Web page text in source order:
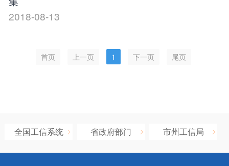
2018-08-13
首页 上一页 1 下一页 尾页
全国工信系统 省政府部门 市州工信局